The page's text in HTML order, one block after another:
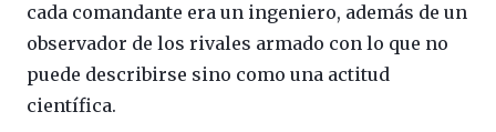
cada comandante era un ingeniero, además de un
observador de los rivales armado con lo que no
puede describirse sino como una actitud
científica.